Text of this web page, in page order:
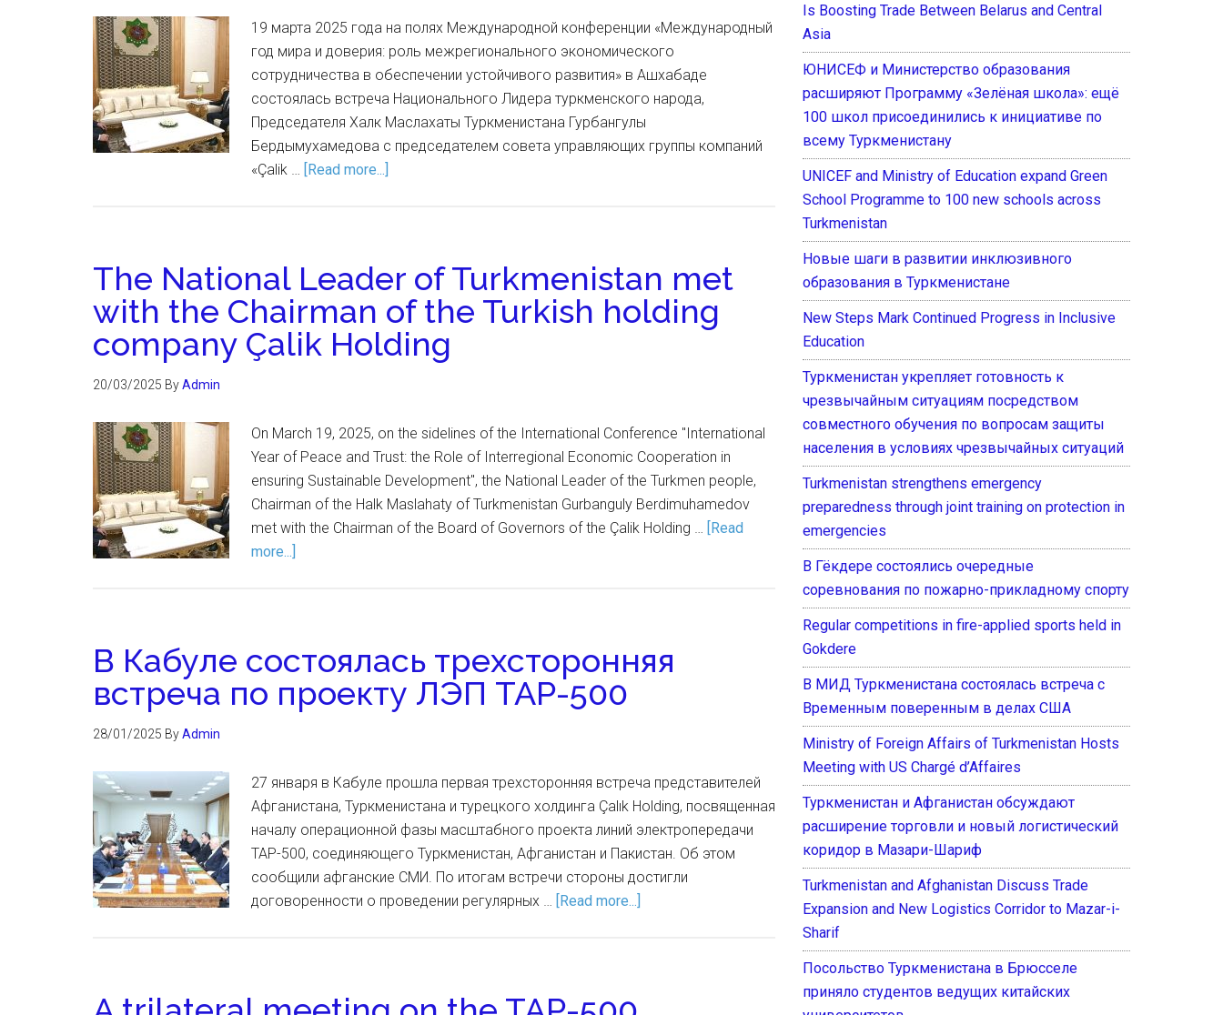
19 марта 2025 года на полях Международной конференции «Международный
год мира и доверия: роль межрегионального экономического
сотрудничества в обеспечении устойчивого развития» в Ашхабаде
состоялась встреча Национального Лидера туркменского народа,
Председателя Халк Маслахаты Туркменистана Гурбангулы
Бердымухамедова с председателем совета управляющих группы компаний
«Çalik … [Read more...]
The National Leader of Turkmenistan met
with the Chairman of the Turkish holding
company Çalik Holding
20/03/2025 ByAdmin
On March 19, 2025, on the sidelines of the International Conference "International
Year of Peace and Trust: the Role of Interregional Economic Cooperation in
ensuring Sustainable Development", the National Leader of the Turkmen people,
Chairman of the Halk Maslahaty of Turkmenistan Gurbanguly Berdimuhamedov
met with the Chairman of the Board of Governors of the Çalik Holding … [Read
more...]
В Кабуле состоялась трехсторонняя
встреча по проекту ЛЭП TAP-500
28/01/2025 ByAdmin
27 января в Кабуле прошла первая трехсторонняя встреча представителей
Афганистана, Туркменистана и турецкого холдинга Çalık Holding, посвященная
началу операционной фазы масштабного проекта линий электропередачи
TAP-500, соединяющего Туркменистан, Афганистан и Пакистан. Об этом
сообщили афганские СМИ. По итогам встречи стороны достигли
договоренности о проведении регулярных … [Read more...]
Is Boosting Trade Between Belarus and Central
Asia
ЮНИСЕФ и Министерство образования
расширяют Программу «Зелёная школа»: ещё
100 школ присоединились к инициативе по
всему Туркменистану
UNICEF and Ministry of Education expand Green
School Programme to 100 new schools across
Turkmenistan
Новые шаги в развитии инклюзивного
образования в Туркменистане
New Steps Mark Continued Progress in Inclusive
Education
Туркменистан укрепляет готовность к
чрезвычайным ситуациям посредством
совместного обучения по вопросам защиты
населения в условиях чрезвычайных ситуаций
Turkmenistan strengthens emergency
preparedness through joint training on protection in
emergencies
В Гёкдере состоялись очередные
соревнования по пожарно-прикладному спорту
Regular competitions in fire-applied sports held in
Gokdere
В МИД Туркменистана состоялась встреча с
Временным поверенным в делах США
Ministry of Foreign Affairs of Turkmenistan Hosts
Meeting with US Chargé d’Affaires
Туркменистан и Афганистан обсуждают
расширение торговли и новый логистический
коридор в Мазари-Шариф
Turkmenistan and Afghanistan Discuss Trade
Expansion and New Logistics Corridor to Mazar-i-
Sharif
Посольство Туркменистана в Брюсселе
приняло студентов ведущих китайских